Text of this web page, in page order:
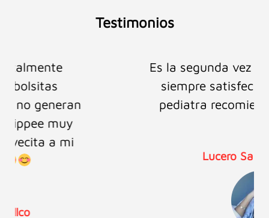
Testimonios
Es la segunda vez que confío en ellos y
siempre satisfecha , como mamá y
pediatra recomiendo sus productos.